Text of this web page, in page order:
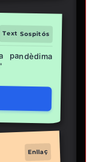
Text Sospitós
pandèdima
Enllaç